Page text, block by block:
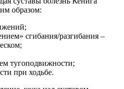
образом:
сгибания/разгибания –
тугоподвижности;
при ходьбе.